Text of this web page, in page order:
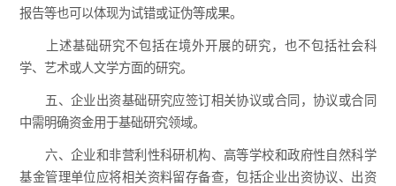
报告等也可以体现为试错或证伪等成果。
上述基础研究不包括在境外开展的研究，也不包括社会科
学、艺术或人文学方面的研究。
五、企业出资基础研究应签订相关协议或合同，协议或合同
中需明确资金用于基础研究领域。
六、企业和非营利性科研机构、高等学校和政府性自然科学
基金管理单位应将相关资料留存备查，包括企业出资协议、出资